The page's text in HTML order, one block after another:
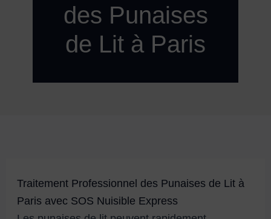
des Punaises
de Lit à Paris
Traitement Professionnel des Punaises de Lit à
Paris avec SOS Nuisible Express